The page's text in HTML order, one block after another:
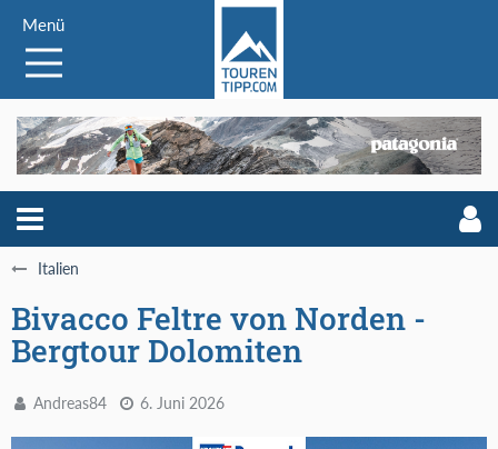
Menü
Italien
Bivacco Feltre von Norden -
Bergtour Dolomiten
Andreas84 6. Juni 2026